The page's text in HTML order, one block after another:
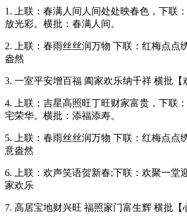
1. 上联：春满人间人间处处映春色，下联
放光彩。横批：春满人间。
2. 上联：春雨丝丝润万物 下联：红梅点点
盎然
3. 一室平安增百福 阖家欢乐纳千祥 横批【
4. 上联：吉星高照旺丁旺财家富贵，下联
宅荣华。横批：添福添寿。
5. 上联：春雨丝丝润万物 下联：红梅点点
意盎然
6. 上联：欢声笑语贺新春;下联：欢聚一堂
家欢乐
7. 高居宝地财兴旺 福照家门富生辉 横批【